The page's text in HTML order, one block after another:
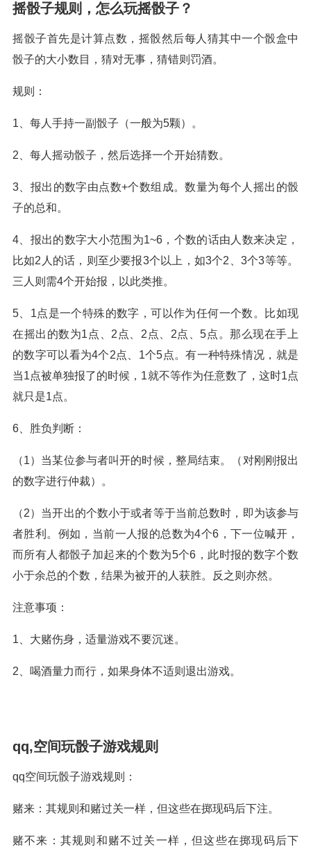
摇骰子规则，怎么玩摇骰子？
摇骰子首先是计算点数，摇骰然后每人猜其中一个骰盒中
骰子的大小数目，猜对无事，猜错则罚酒。
规则：
1、每人手持一副骰子（一般为5颗）。
2、每人摇动骰子，然后选择一个开始猜数。
3、报出的数字由点数+个数组成。数量为每个人摇出的骰
子的总和。
4、报出的数字大小范围为1~6，个数的话由人数来决定，
比如2人的话，则至少要报3个以上，如3个2、3个3等等。
三人则需4个开始报，以此类推。
5、1点是一个特殊的数字，可以作为任何一个数。比如现
在摇出的数为1点、2点、2点、2点、5点。那么现在手上
的数字可以看为4个2点、1个5点。有一种特殊情况，就是
当1点被单独报了的时候，1就不等作为任意数了，这时1点
就只是1点。
6、胜负判断：
（1）当某位参与者叫开的时候，整局结束。（对刚刚报出
的数字进行仲裁）。
（2）当开出的个数小于或者等于当前总数时，即为该参与
者胜利。例如，当前一人报的总数为4个6，下一位喊开，
而所有人都骰子加起来的个数为5个6，此时报的数字个数
小于余总的个数，结果为被开的人获胜。反之则亦然。
注意事项：
1、大赌伤身，适量游戏不要沉迷。
2、喝酒量力而行，如果身体不适则退出游戏。
qq,空间玩骰子游戏规则
qq空间玩骰子游戏规则：
赌来：其规则和赌过关一样，但这些在掷现码后下注。
赌不来：其规则和赌不过关一样，但这些在掷现码后下